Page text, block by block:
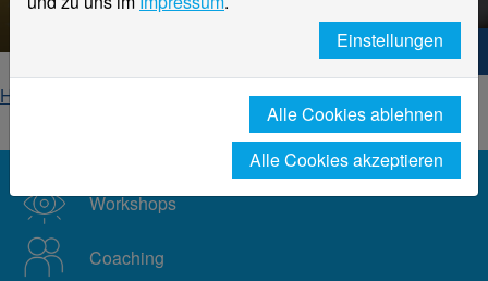
Hochschule Niederrhein. Dein Weg.
Home
Beratung für Studierende
Workshops
Coaching
Einstellungen
Alle Cookies ablehnen
Alle Cookies akzeptieren